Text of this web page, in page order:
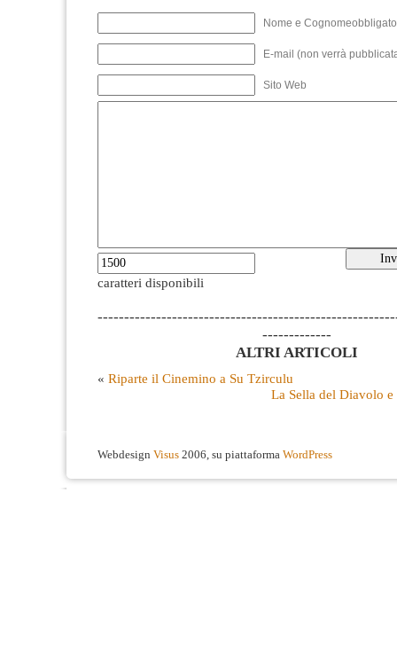
Nome e
E-mail (non verrà
Sito Web
caratteri disponibili
-------------
ALTRI ARTICOLI
« Riparte il Cinemino a Su Tzirculu
La Sella del Diavolo
Webdesign Visus 2006, su piattaforma WordPress